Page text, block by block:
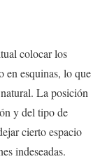
colocar los
en esquinas, lo que
La posición
y del tipo de
cierto espacio
indeseadas.